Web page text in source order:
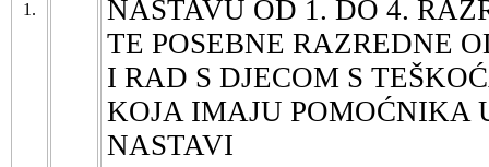
1.
NASTAVU OD 1. DO 4.
TE POSEBNE RAZREDNE
I RAD S DJECOM S
KOJA IMAJU POMOĆNIKA
NASTAVI